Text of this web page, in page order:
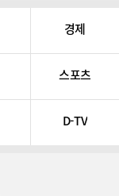
경제
스포츠
D-TV